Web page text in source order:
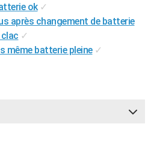
ok ✓
après changement de batterie
✓
même batterie pleine ✓